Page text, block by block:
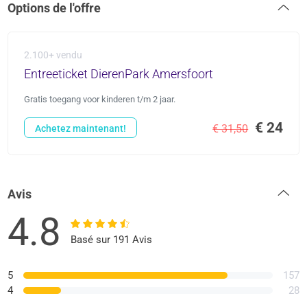
Options de l'offre
2.100+ vendu
Entreeticket DierenPark Amersfoort
Gratis toegang voor kinderen t/m 2 jaar.
€ 31,50 € 24
Achetez maintenant!
Avis
4.8 Basé sur 191 Avis
5
4
157
28